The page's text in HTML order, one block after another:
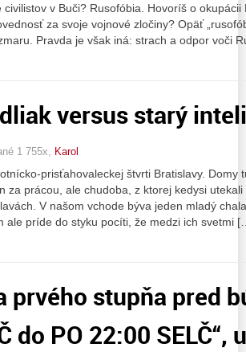
civilistov v Buči? Rusofóbia. Hovoríš o
za svoje vojnové zločiny? Opäť
Pravda je však iná: strach a odpor voči
versus starý
1 755x, Karol
prisťahovaleckej štvrti Bratislavy.
za prácou, ale chudoba, z ktorej kedysi
V našom vchode býva jeden mladý
ale príde do styku pocíti, že medzi ich svetmi
prvého stupňa pred
do PO 22:00 SELČ“,